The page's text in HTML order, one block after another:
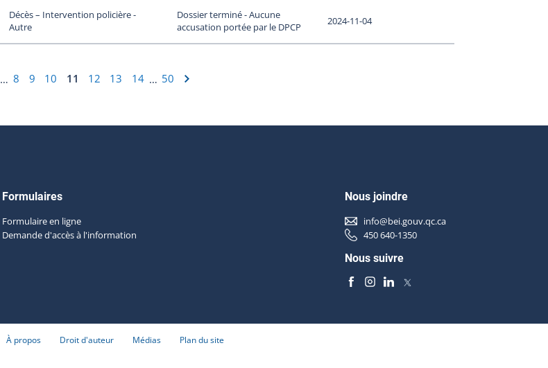
Décès – Intervention policière -
Autre
Dossier terminé - Aucune
accusation portée par le DPCP
2024-11-04
… 8 9 10 11 12 13 14 … 50
Formulaires
Formulaire en ligne
Demande d'accès à l'information
Nous joindre
info@bei.gouv.qc.ca
450 640-1350
Nous suivre
À propos Droit d'auteur Médias Plan du site